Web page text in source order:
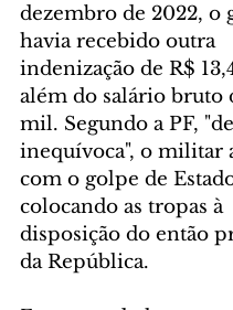
dezembro de 2022, o
havia recebido outra
indenização de R$
além do salário bruto
mil. Segundo a PF,
inequívoca", o militar
com o golpe de
colocando as tropas à
disposição do então
da República.